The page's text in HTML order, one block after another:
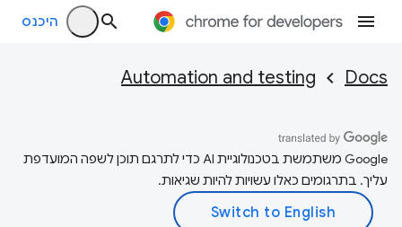
היכנס
Docs
Automation and testing
‫Google משתמשת בטכנולוגיית AI כדי לתרגם תוכן לשפה המועדפת
עליך. בתרגומים כאלו עשויות להיות שגיאות.